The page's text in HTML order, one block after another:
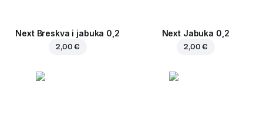
Next Breskva i jabuka 0,2
2,00 €
Next Jabuka 0,2
2,00 €